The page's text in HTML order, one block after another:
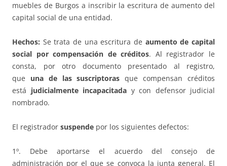
muebles de Burgos a inscribir la escritura de aumento del
capital social de una entidad.
Hechos: Se trata de una escritura de aumento de capital
social por compensación de créditos. Al registrador le
consta, por otro documento presentado al registro,
que una de las suscriptoras que compensan créditos
está judicialmente incapacitada y con defensor judicial
nombrado.
El registrador suspende por los siguientes defectos:
1º. Debe aportarse el acuerdo del consejo de
administración por el que se convoca la junta general. El